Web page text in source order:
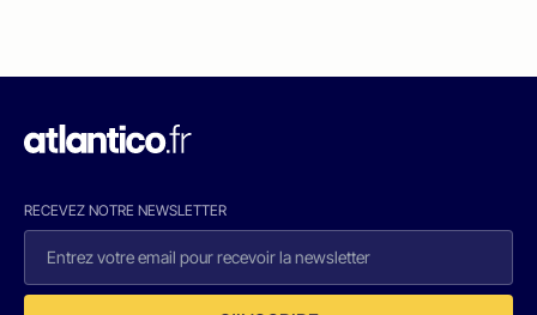
RECEVEZ NOTRE NEWSLETTER